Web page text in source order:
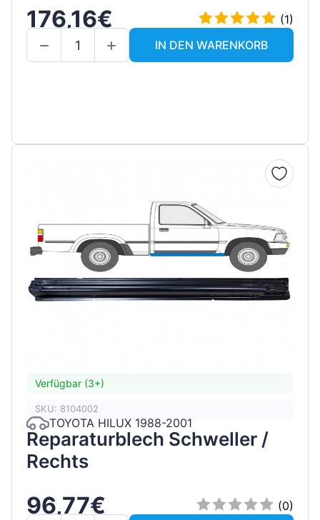
176,16€
(1)
IN DEN WARENKORB
Verfügbar (3+)
SKU: 8104002
TOYOTA HILUX 1988-2001
Reparaturblech Schweller /
Rechts
96,77€
(0)